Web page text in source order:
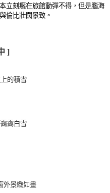
立刻癱在旅館動彈不得，但是腦海
倫比壯闊景致 。
]
的積雪
靄白雪
外景緻如畫